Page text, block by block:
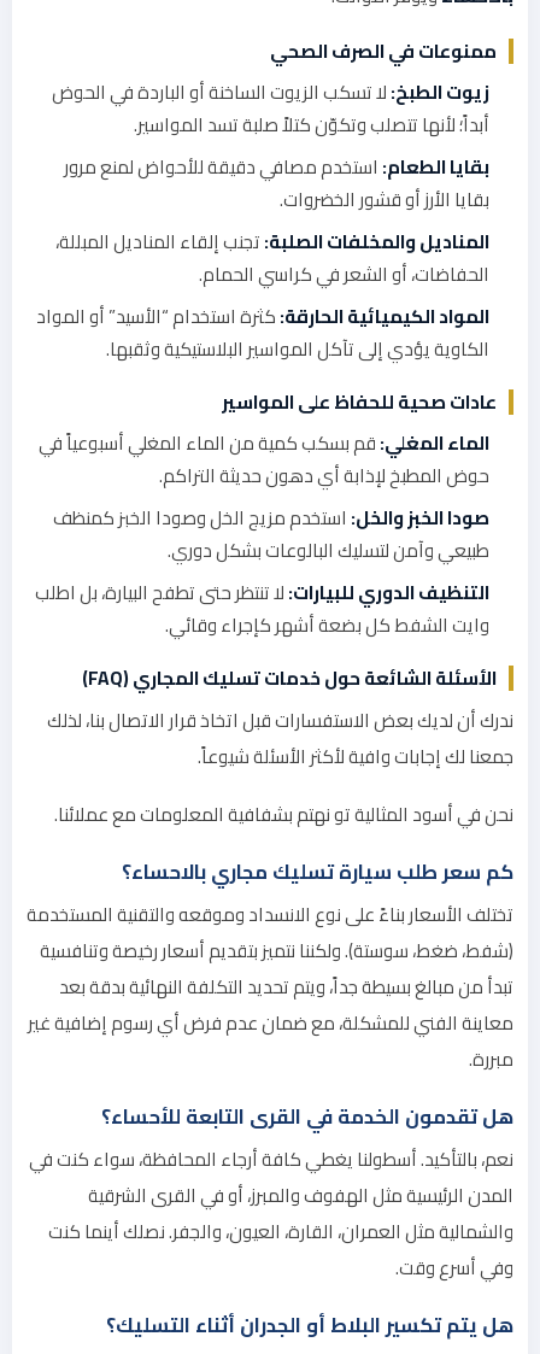
ممنوعات في الصرف الصحي
زيوت الطبخ:لا تسكب الزيوت الساخنة أو الباردة في الحوض
أبداً؛ لأنها تتصلب وتكوّن كتلاً صلبة تسد المواسير.
بقايا الطعام: استخدم مصافي دقيقة للأحواض لمنع مرور
بقايا الأرز أو قشور الخضروات.
المناديل والمخلفات الصلبة:تجنب إلقاء المناديل المبللة،
الحفاضات، أو الشعر في كراسي الحمام.
المواد الكيميائية الحارقة:كثرة استخدام “الأسيد” أو المواد
الكاوية يؤدي إلى تآكل المواسير البلاستيكية وثقبها.
عادات صحية للحفاظ على المواسير
الماء المغلي:قم بسكب كمية من الماء المغلي أسبوعياً في
حوض المطبخ لإذابة أي دهون حديثة التراكم.
صودا الخبز والخل: استخدم مزيج الخل وصودا الخبز كمنظف
طبيعي وآمن لتسليك البالوعات بشكل دوري.
التنظيف الدوري للبيارات:لا تنتظر حتى تطفح البيارة، بل اطلب
وايت الشفط كل بضعة أشهر كإجراء وقائي.
الأسئلة الشائعة حول خدمات تسليك المجاري (FAQ)
ندرك أن لديك بعض الاستفسارات قبل اتخاذ قرار الاتصال بنا، لذلك
جمعنا لك إجابات وافية لأكثر الأسئلة شيوعاً.
نحن في أسود المثالية تو نهتم بشفافية المعلومات مع عملائنا.
كم سعر طلب سيارة تسليك مجاري بالاحساء؟
تختلف الأسعار بناءً على نوع الانسداد وموقعه والتقنية المستخدمة
(شفط، ضغط، سوستة). ولكننا نتميز بتقديم أسعار رخيصة وتنافسية
تبدأ من مبالغ بسيطة جداً، ويتم تحديد التكلفة النهائية بدقة بعد
معاينة الفني للمشكلة، مع ضمان عدم فرض أي رسوم إضافية غير
مبررة.
هل تقدمون الخدمة في القرى التابعة للأحساء؟
نعم، بالتأكيد. أسطولنا يغطي كافة أرجاء المحافظة، سواء كنت في
المدن الرئيسية مثل الهفوف والمبرز، أو في القرى الشرقية
والشمالية مثل العمران، القارة، العيون، والجفر. نصلك أينما كنت
وفي أسرع وقت.
هل يتم تكسير البلاط أو الجدران أثناء التسليك؟